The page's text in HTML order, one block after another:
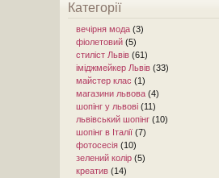
Категорії
вечірня мода (3)
фіолетовий (5)
стиліст Львів (61)
іміджмейкер Львів (33)
майстер клас (1)
магазини львова (4)
шопінг у львові (11)
львівський шопінг (10)
шопінг в Італії (7)
фотосесія (10)
зелений колір (5)
креатив (14)